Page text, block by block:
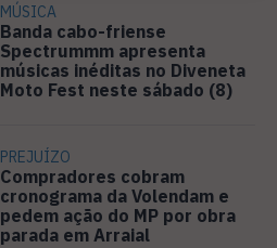
MÚSICA
Banda cabo-friense
Spectrummm apresenta
músicas inéditas no Diveneta
Moto Fest neste sábado (8)
PREJUÍZO
Compradores cobram
cronograma da Volendam e
pedem ação do MP por obra
parada em Arraial